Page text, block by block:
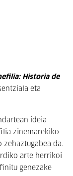
Historia de
eta
ideia
zinemarekiko
da.
arte herrikoi
genezake